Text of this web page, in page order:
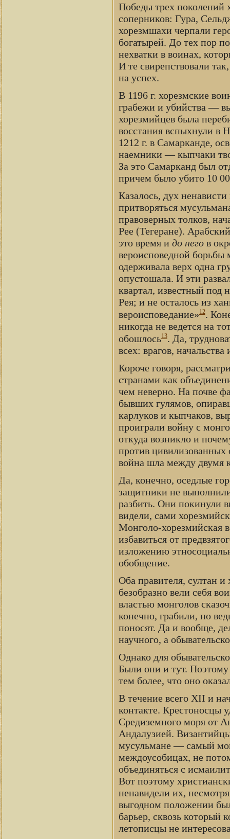
Победы трех поколений
соперников: Гура,
хорезмшахи черпали
богатырей. До тех пор
нехватки в воинах,
И те свирепствовали
на успех.
В 1196 г. хорезмские
грабежи и убийства —
хорезмийцев была
восстания вспыхнули в
1212 г. в Самарканде,
наемники — кыпчаки
За это Самарканд был
причем было убито 10
Казалось, дух
притворяться
правоверных толков,
Рее (Тегеране).
это время и до негов
вероисповедной
одерживала верх одна
опустошала. И эти
квартал, известный под
Рея; и не осталось из
вероисповедание»12.
никогда не ведется на
обошлось13. Да,
всех: врагов, начальства
Короче говоря,
странами как
чем неверно. На почве
бывших гулямов,
карлуков и кыпчаков,
проиграли войну с
откуда возникло и
против цивилизованных
война шла между двумя
Да, конечно, оседлые
защитники не
разбить. Они покинули
видели, сами
Монголо-хорезмийская
избавиться от
изложению
обобщение.
Оба правителя, султан
безобразно вели себя
властью монголов
конечно, грабили, но
поносят. Да и вообще,
научного, а
Однако для
Были они и тут.
тем более, что оно
В течение всего XII и
контакте. Крестоносцы
Средиземного моря от
Андалузией.
мусульмане — самый
междоусобицах, не
объединяться с
Вот поэтому
ненавидели их,
выгодном положении
барьер, сквозь
летописцы не